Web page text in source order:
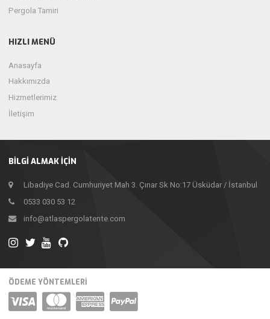
BILGI ALMAK İÇIN
Libadiye Cad. Cumhuriyet Mah 3. Çınar Sk No:17 Üsküdar / İstanbul
0533 030 53 12
info@atlaspergolatente.com
Pergola Tamiri
HIZLI MENÜ
Anasayfa
Hakkımızda
Hizmetlerimiz
İletişim
ÖDEME YÖNTEMLERİ